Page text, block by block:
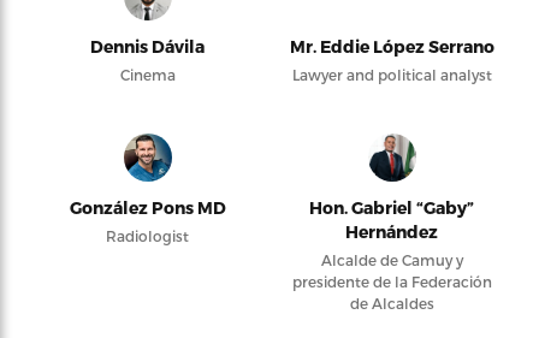
Dennis Dávila
Cinema
Mr. Eddie López Serrano
Lawyer and political analyst
González Pons MD
Radiologist
Hon. Gabriel “Gaby”
Hernández
Alcalde de Camuy y
presidente de la Federación
de Alcaldes